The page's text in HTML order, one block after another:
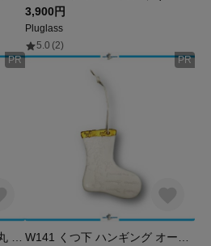
3,900円
Pluglass
5.0 (2)
PR
PR